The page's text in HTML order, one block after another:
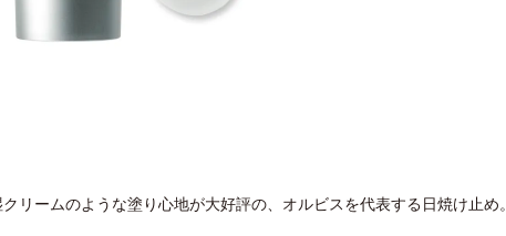
リームのような塗り心地が大好評の、オルビスを代表する日焼け止め。